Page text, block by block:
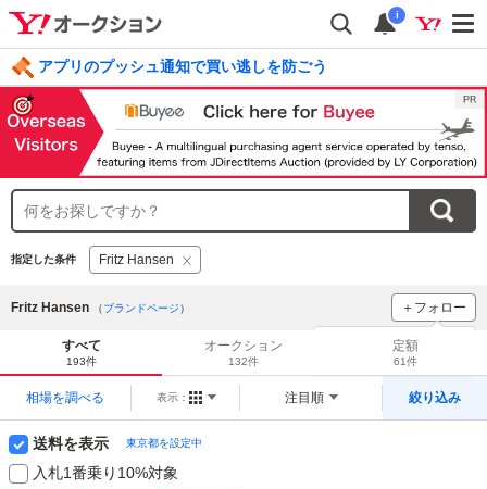
i
アプリのプッシュ通知で買い逃しを防ごう
毎日引けるくじ 今すぐ挑戦 ログイン
指定した条件 Fritz Hansen
Fritz Hansen （ブランドページ） ＋フォロー
ブランドをフォロー
をチェック！
すべて
193件
オークション
132件
定額
61件
相場を調べる 表示： 注目順 絞り込み
送料を表示 東京都を設定中
入札1番乗り10%対象